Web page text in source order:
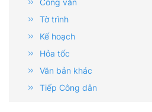
Công văn
Tờ trình
Kế hoạch
Hỏa tốc
Văn bản khác
Tiếp Công dân